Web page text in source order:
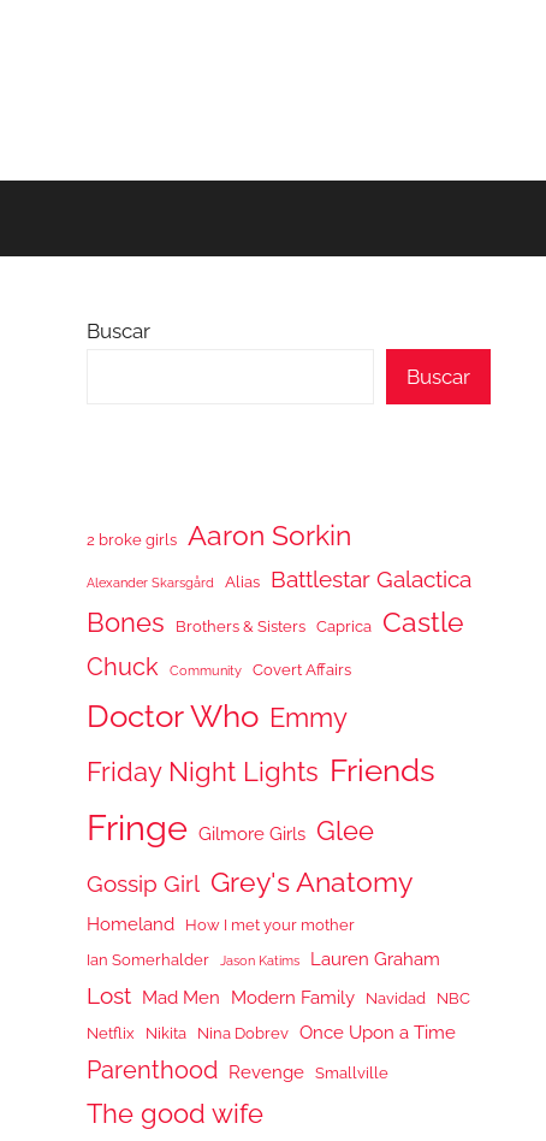
Buscar
Buscar
2 broke girls Aaron Sorkin
Alexander Skarsgård Alias Battlestar Galactica
Bones Brothers & Sisters Caprica Castle
Chuck Community Covert Affairs
Doctor Who Emmy
Friday Night Lights Friends
Fringe Gilmore Girls Glee
Gossip Girl Grey's Anatomy
Homeland
How I met your mother
Ian Somerhalder
Jason Katims Lauren Graham
Lost Mad Men Modern Family Navidad
NBC
Netflix
Nikita Nina Dobrev Once Upon a Time
Parenthood Revenge Smallville
The good wife